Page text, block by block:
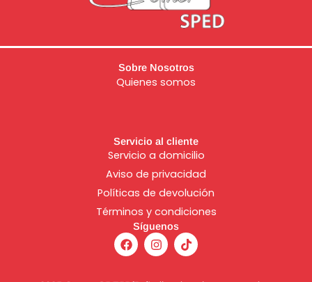
Sobre Nosotros
Quienes somos
Servicio al cliente
Servicio a domicilio
Aviso de privacidad
Políticas de devolución
Términos y condiciones
Síguenos
F
a
c
I
n
s
T
i
k